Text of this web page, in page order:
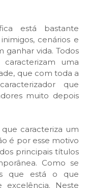
está bastante
cenários e
vida. Todos
uma
que com toda a
que
muito depois
caracteriza um
é por esse motivo
principais títulos
Como se
que está o que
excelência. Neste